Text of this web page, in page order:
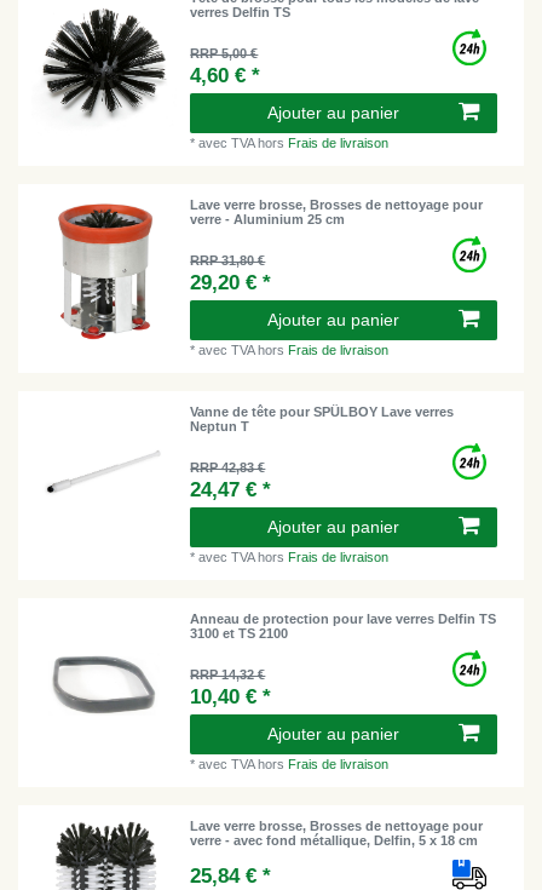
verres Delfin TS
RRP 5,00 €
4,60 € *
Ajouter au panier
*avec TVAhorsFrais de livraison
Lave verre brosse, Brosses de nettoyage pour
verre - Aluminium 25 cm
RRP 31,80 €
29,20 € *
Ajouter au panier
*avec TVAhorsFrais de livraison
Vanne de tête pour SPÜLBOY Lave verres
Neptun T
RRP 42,83 €
24,47 € *
Ajouter au panier
*avec TVAhorsFrais de livraison
Anneau de protection pour lave verres Delfin TS
3100 et TS 2100
RRP 14,32 €
10,40 € *
Ajouter au panier
*avec TVAhorsFrais de livraison
Lave verre brosse, Brosses de nettoyage pour
verre - avec fond métallique, Delfin, 5 x 18 cm
25,84 € *